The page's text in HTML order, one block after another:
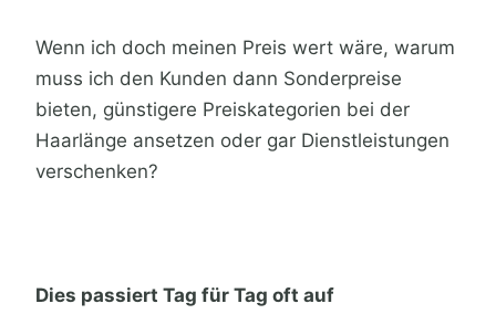
Wenn ich doch meinen Preis wert wäre, warum
muss ich den Kunden dann Sonderpreise
bieten, günstigere Preiskategorien bei der
Haarlänge ansetzen oder gar Dienstleistungen
verschenken?
Dies passiert Tag für Tag oft auf